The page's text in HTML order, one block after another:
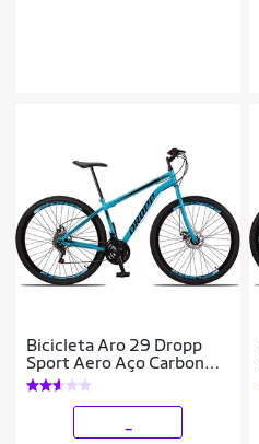
Bicicleta Aro 29 Dropp
Sport Aero Aço Carbono
21 Vel Marchas Freio a
Disco